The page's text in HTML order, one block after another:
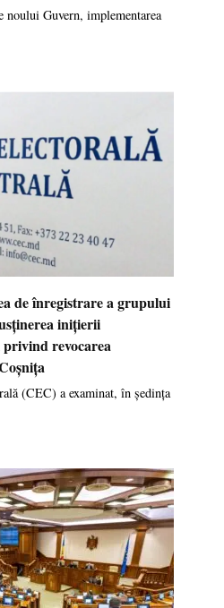
noului Guvern, implementarea
de înregistrare a grupului
inițierii
revocarea
(CEC) a examinat, în ședința